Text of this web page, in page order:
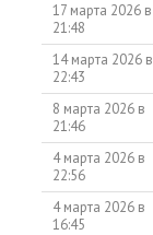
17 марта 2026 в
21:48
14 марта 2026 в
22:43
8 марта 2026 в
21:46
4 марта 2026 в
22:56
4 марта 2026 в
16:45